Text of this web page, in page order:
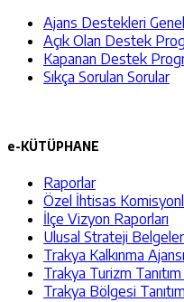
Ajans Destekleri
Açık Olan Destek
Kapanan Destek
Sıkça Sorulan Sorular
e-KÜTÜPHANE
Raporlar
Özel İhtisas
İlçe Vizyon Raporları
Ulusal Strateji
Trakya Kalkınma
Trakya Turizm
Trakya Bölgesi